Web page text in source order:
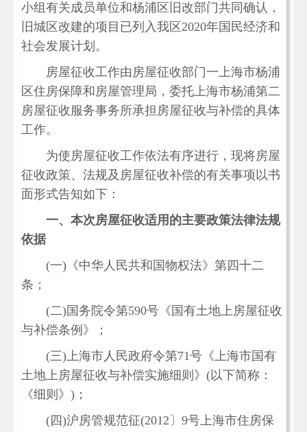
小组有关成员单位和杨浦区旧改部门共同确认，
旧城区改建的项目已列入我区2020年国民经济和
社会发展计划。
房屋征收工作由房屋征收部门一上海市杨浦
区住房保障和房屋管理局，委托上海市杨浦第二
房屋征收服务事务所承担房屋征收与补偿的具体
工作。
为使房屋征收工作依法有序进行，现将房屋
征收政策、法规及房屋征收补偿的有关事项以书
面形式告知如下：
一、本次房屋征收适用的主要政策法律法规
依据
(一)《中华人民共和国物权法》第四十二
条；
(二)国务院令第590号《国有土地上房屋征收
与补偿条例》；
(三)上海市人民政府令第71号《上海市国有
土地上房屋征收与补偿实施细则》(以下简称：
《细则》)；
(四)沪房管规范征(2012〕9号上海市住房保